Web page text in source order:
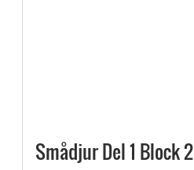
Smådjur Del 1 Block 2